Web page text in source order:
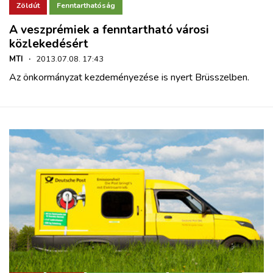
Zöldút Fenntarthatóság
A veszprémiek a fenntartható városi
közlekedésért
MTI · 2013.07.08. 17:43
Az önkormányzat kezdeményezése is nyert Brüsszelben.